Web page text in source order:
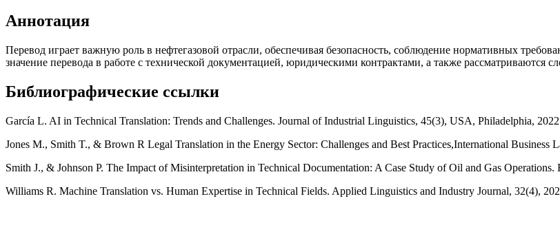
Аннотация
Перевод играет важную роль в нефтегазовой отрасли, обеспечивая безопасность, соблюдение нормативных
значение перевода в работе с технической документацией, юридическими контрактами, а также рассматриваются
Библиографические ссылки
García L. AI in Technical Translation: Trends and Challenges. Journal of Industrial Linguistics, 45(3), USA, Philadelphia,
Jones M., Smith T., & Brown R Legal Translation in the Energy Sector: Challenges and Best Practices,International Business
Smith J., & Johnson P. The Impact of Misinterpretation in Technical Documentation: A Case Study of Oil and Gas
Williams R. Machine Translation vs. Human Expertise in Technical Fields. Applied Linguistics and Industry Journal, 32(4),